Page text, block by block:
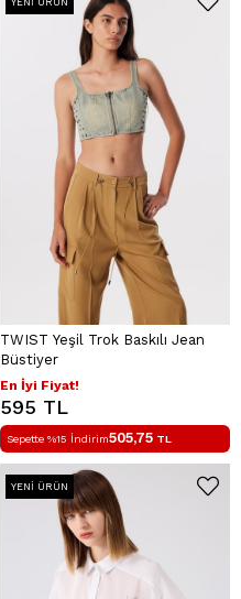
YENI ÜRÜN
TWIST Yeşil Trok Baskılı Jean
Büstiyer
En İyi Fiyat!
595 TL
Sepette %15 İndirim505,75 TL
YENI ÜRÜN